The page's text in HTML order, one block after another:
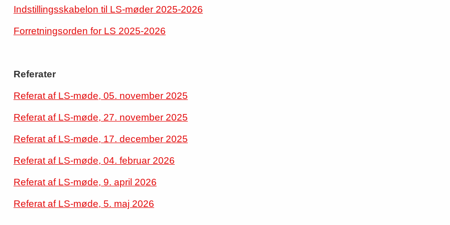
Indstillingsskabelon til LS-møder 2025-2026
Forretningsorden for LS 2025-2026
Referater
Referat af LS-møde, 05. november 2025
Referat af LS-møde, 27. november 2025
Referat af LS-møde, 17. december 2025
Referat af LS-møde, 04. februar 2026
Referat af LS-møde, 9. april 2026
Referat af LS-møde, 5. maj 2026